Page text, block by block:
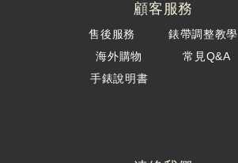
顧客服務
售後服務 錶帶調整教學
海外購物常見Q&A
手錶說明書